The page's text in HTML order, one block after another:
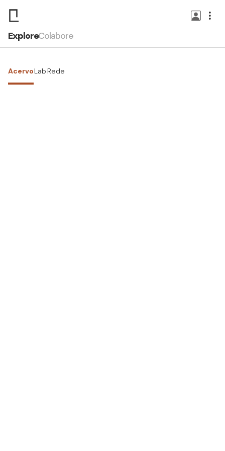
ExploreColabore
AcervoLab Rede